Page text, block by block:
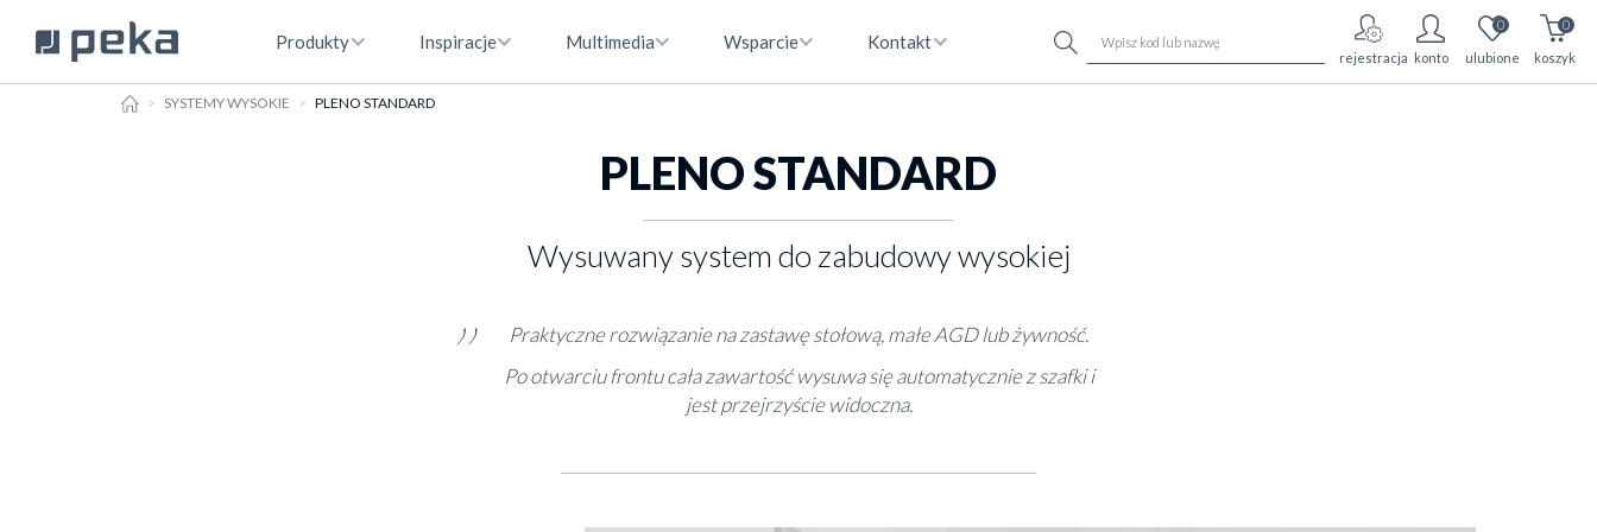
Produkty Inspiracje Multimedia Wsparcie Kontakt
rejestracja konto
0
ulubione
0
koszyk
HOMESYSTEMY WYSOKIE PLENO STANDARD
PLENO STANDARD
Wysuwany system do zabudowy wysokiej
Praktyczne rozwiązanie na zastawę stołową, małe AGD lub żywność.
Po otwarciu frontu cała zawartość wysuwa się automatycznie z szafki i
jest przejrzyście widoczna.